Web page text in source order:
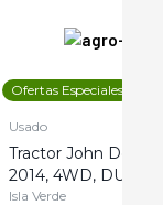
Ofertas Especiales
Usado
Tractor John Deere
2014, 4WD, DUAL
Isla Verde